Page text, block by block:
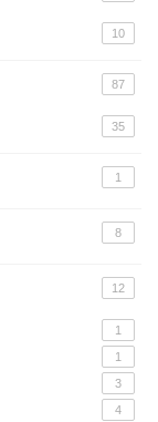
10
87
35
1
8
12
1
1
3
4